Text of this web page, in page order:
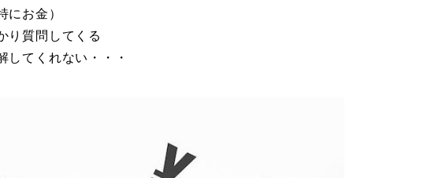
お金）
り質問してくる
してくれない・・・